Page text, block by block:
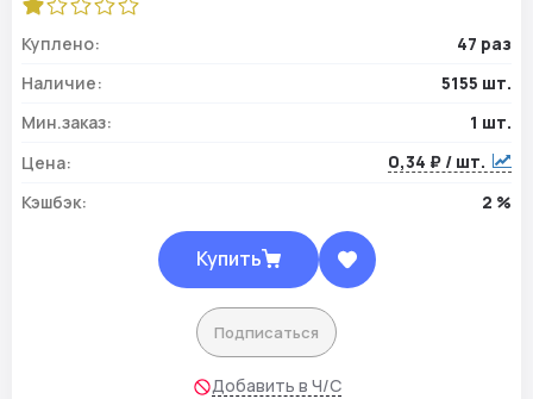
Куплено:
47 раз
Наличие:
5155 шт.
Мин.заказ:
1 шт.
Цена:
0,34 ₽ / шт.
Кэшбэк:
2 %
Купить
Подписаться
Добавить в Ч/С